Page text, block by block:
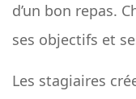
d’un bon repas.
ses objectifs et
Les stagiaires